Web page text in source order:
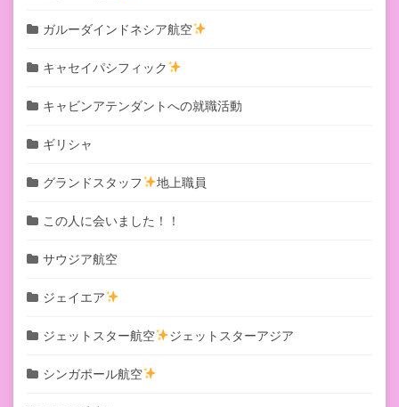
ガルーダインドネシア航空
キャセイパシフィック
キャビンアテンダントへの就職活動
ギリシャ
グランドスタッフ 地上職員
この人に会いました！！
サウジア航空
ジェイエア
ジェットスター航空 ジェットスターアジア
シンガポール航空